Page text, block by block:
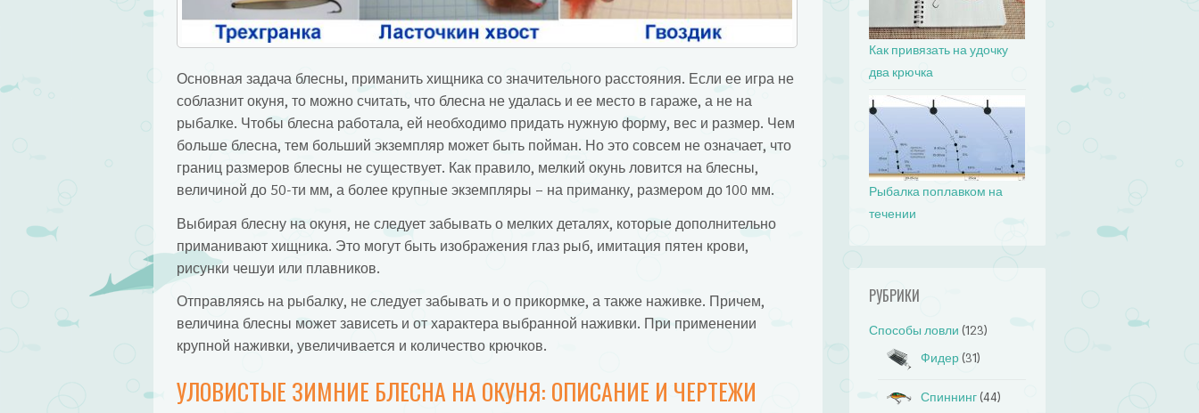
Основная задача блесны, приманить хищника со значительного расстояния. Если ее игра не
соблазнит окуня, то можно считать, что блесна не удалась и ее место в гараже, а не на
рыбалке. Чтобы блесна работала, ей необходимо придать нужную форму, вес и размер. Чем
больше блесна, тем больший экземпляр может быть пойман. Но это совсем не означает, что
границ размеров блесны не существует. Как правило, мелкий окунь ловится на блесны,
величиной до 50-ти мм, а более крупные экземпляры – на приманку, размером до 100 мм.
Выбирая блесну на окуня, не следует забывать о мелких деталях, которые дополнительно
приманивают хищника. Это могут быть изображения глаз рыб, имитация пятен крови,
рисунки чешуи или плавников.
Отправляясь на рыбалку, не следует забывать и о прикормке, а также наживке. Причем,
величина блесны может зависеть и от характера выбранной наживки. При применении
крупной наживки, увеличивается и количество крючков.
УЛОВИСТЫЕ ЗИМНИЕ БЛЕСНА НА ОКУНЯ: ОПИСАНИЕ И ЧЕРТЕЖИ
Как привязать на удочку
два крючка
Рыбалка поплавком на
течении
РУБРИКИ
Способы ловли (123)
Фидер (31)
Спиннинг (44)